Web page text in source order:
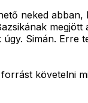
neked
Simán. Erre
követelni